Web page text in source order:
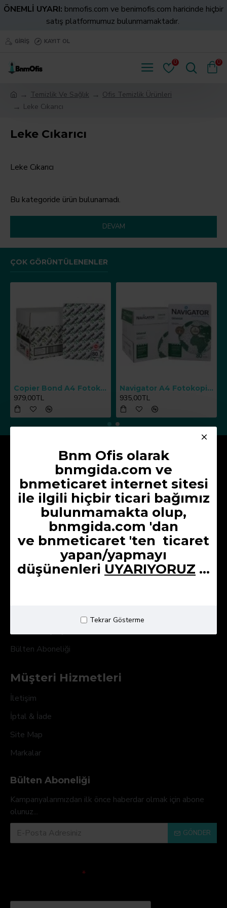
Bnm Ofis olarak
bnmgida.com ve
bnmeticaret internet sitesi
ile ilgili hiçbir ticari bağımız
bulunmamakta olup,
bnmgida.com 'dan
ve bnmeticaret 'ten ticaret
yapan/yapmayı
düşünenleri UYARIYORUZ ...
Tekrar Gösterme
ÖNEMLİ UYARI: bnmofis.com ve benimofis.com haricinde hiçbir
satış platformumuz bulunmamaktadır.
GIRIŞ KAYIT OL
0 0
Temizlik Ve Sağlık
Ofis Temizlik Ürünleri
Leke Cıkarıcı
Leke Cıkarıcı
Leke Cıkarıcı
Bu kategoride ürün bulunamadı.
DEVAM
ÇOK GÖRÜNTÜLENENLER
Copier Bond A4 Fotokopi Kağıdı 80 g/m² 500 Yaprak x 5 Paket
979,00TL
Navigator A4 Fotokopi Kağıdı 80 g/m² 500 Yaprak x 5 Paket
935,00TL
Üyelik Sözleşmesi
Kargo ve Teslimat
Gizlilik Sözleşmesi
Mesafeli Satış Sözleşmesi
İptal & İade Şartları
Ödeme Geçmişim
Bülten Aboneliği
Müşteri Hizmetleri
İletişim
İptal & İade
Site Map
Markalar
Bülten Aboneliği
Kampanyalarımızdan ilk önce haberdar olmak için abone
olunuz...
GÖNDER